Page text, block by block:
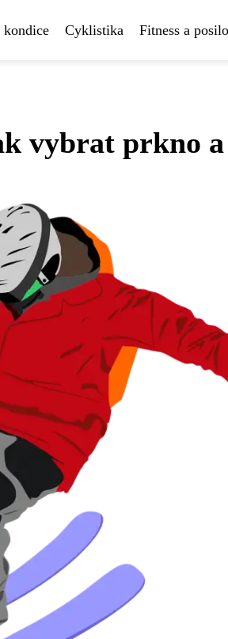
kondice Cyklistika Fitness a
vybrat prkno